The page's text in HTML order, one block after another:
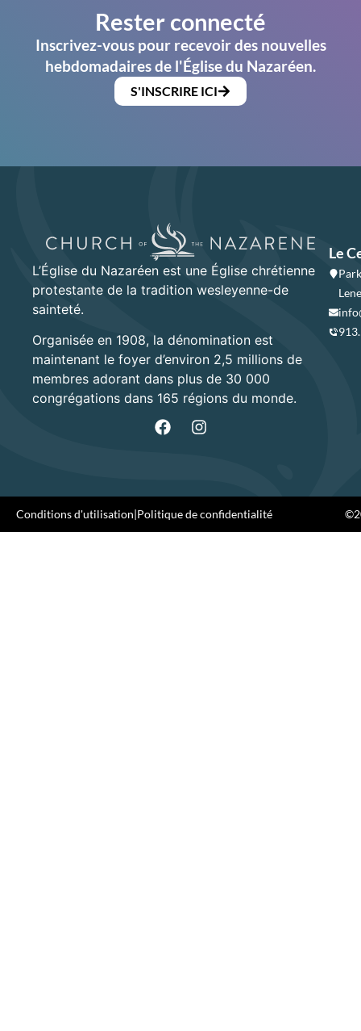
Rester connecté
Inscrivez-vous pour recevoir des nouvelles
hebdomadaires de l'Église du Nazaréen.
S'INSCRIRE ICI
L’Église du Nazaréen est une Église chrétienne
protestante de la tradition wesleyenne-de
sainteté.
Organisée en 1908, la dénomination est
maintenant le foyer d’environ 2,5 millions de
membres adorant dans plus de 30 000
congrégations dans 165 régions du monde.
Le
Conditions d'utilisation|Politique de confidentialité